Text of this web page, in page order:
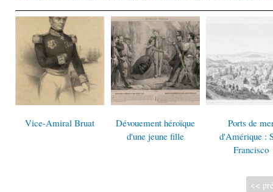
Vice-Amiral Bruat
Dévouement héroïque
d'une jeune fille
Ports de
d'Amérique :
Francisco
<<